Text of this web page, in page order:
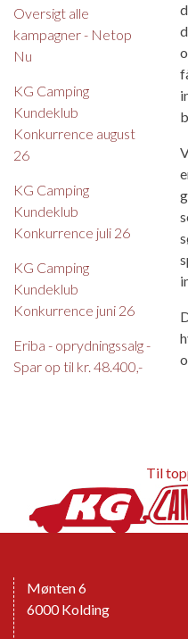
Oversigt alle
kampagner - Netop
Nu
KG Camping
Kundeklub
Konkurrence august
26
KG Camping
Kundeklub
Konkurrence juli 26
KG Camping
Kundeklub
Konkurrence juni 26
Eriba - oprydningssalg -
Spar op til kr. 48.400,-
Til
Mønten 6
6000 Kolding